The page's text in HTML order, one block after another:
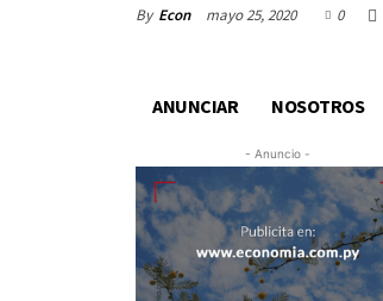
By Econ mayo 25, 2020 0
ANUNCIAR NOSOTROS
- Anuncio -